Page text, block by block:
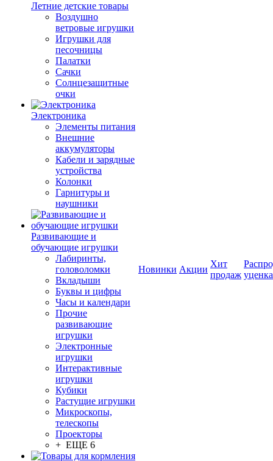
Летние детские товары
Воздушно
ветровые игрушки
Игрушки для
песочницы
Палатки
Сачки
Солнцезащитные
очки
Электроника
Элементы питания
Внешние
аккумуляторы
Кабели и зарядные
устройства
Колонки
Гарнитуры и
наушники
Развивающие и
обучающие игрушки
Лабиринты,
головоломки
Вкладыши
Буквы и цифры
Часы и календари
Прочие
развивающие
игрушки
Электронные
игрушки
Интерактивные
игрушки
Кубики
Растущие игрушки
Микроскопы,
телескопы
Проекторы
+ ЕЩЕ 6
Новинки Акции
Хит
продаж уценка